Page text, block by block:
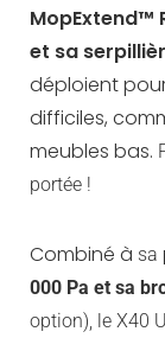
MopExtend™
et sa
déploient
difficiles,
meubles bas.
portée !
Combiné à sa
000 Pa et sa
option), le X40